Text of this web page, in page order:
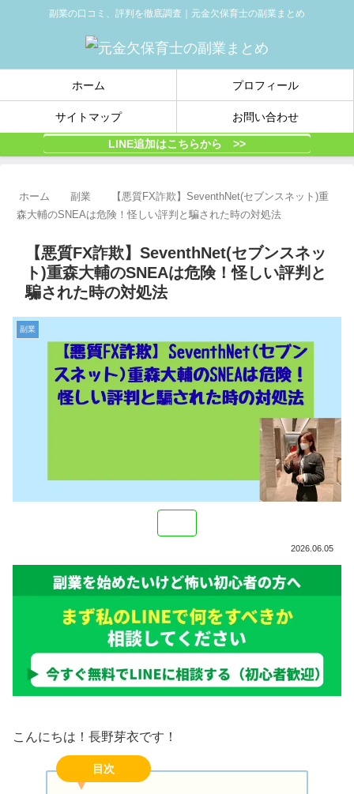
副業の口コミ、評判を徹底調査｜元金欠保育士の副業まとめ
ホーム プロフィール
サイトマップ お問い合わせ
LINE追加はこちらから >>
ホーム 副業
【悪質FX詐欺】SeventhNet(セブンスネット)重
森大輔のSNEAは危険！怪しい評判と騙された時の対処法
【悪質FX詐欺】SeventhNet(セブンスネッ
ト)重森大輔のSNEAは危険！怪しい評判と
騙された時の対処法
副業
2026.06.05
こんにちは！長野芽衣です！
目次